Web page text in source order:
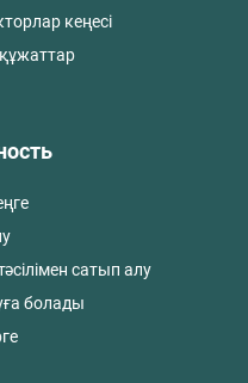
кеңесі
сатып алу
болады